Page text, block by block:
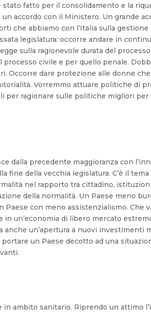
fatto per il consolidamento e la
accordo con il Ministero. Un grande
che abbiamo con l’Italia sulla gestione
legislatura: occorre andare in
sulla ragionevole durata del
civile e per quello penale.
Occorre dare protezione alle donne
Vorremmo attuare politiche di
per ragionare sulle politiche migliori per
dalla precedente maggioranza con
fine della vecchia legislatura. C’è il tema
nel rapporto tra cittadino,
della normalità. Un Paese meno
con meno assistenzialismo. Che
un’economia di libero mercato
un’apertura a nuovi investimenti
un Paese decotto ad una
ambito sanitario. Riprendo un attimo